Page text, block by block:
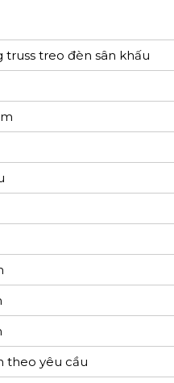
truss treo đèn sân khấu
theo yêu cầu